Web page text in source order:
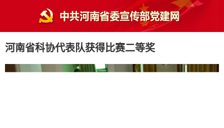
河南省科协代表队获得比赛二等奖